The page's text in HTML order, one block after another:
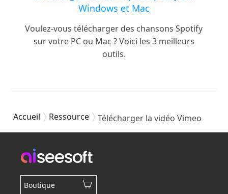
Windows et Mac
Voulez-vous télécharger des chansons Spotify
sur votre PC ou Mac ? Voici les 3 meilleurs
outils.
Accueil Ressource Télécharger la vidéo Vimeo
Boutique